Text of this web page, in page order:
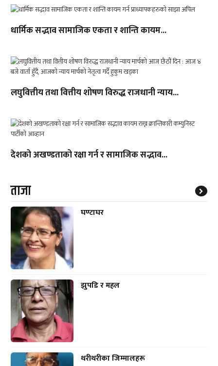
धार्मिक सद्भाव सामाजिक एकता र शान्ति कायम...
लघुवित्तीय तथा वित्तीय शोषण विरुद्ध राजधानी न्याय...
देशको अखण्डताको रक्षा गर्न र सामाजिक सद्भाव...
ताजा
घण्टाघर
झुपडि र महल
थरीथरीका जिम्मालहरू